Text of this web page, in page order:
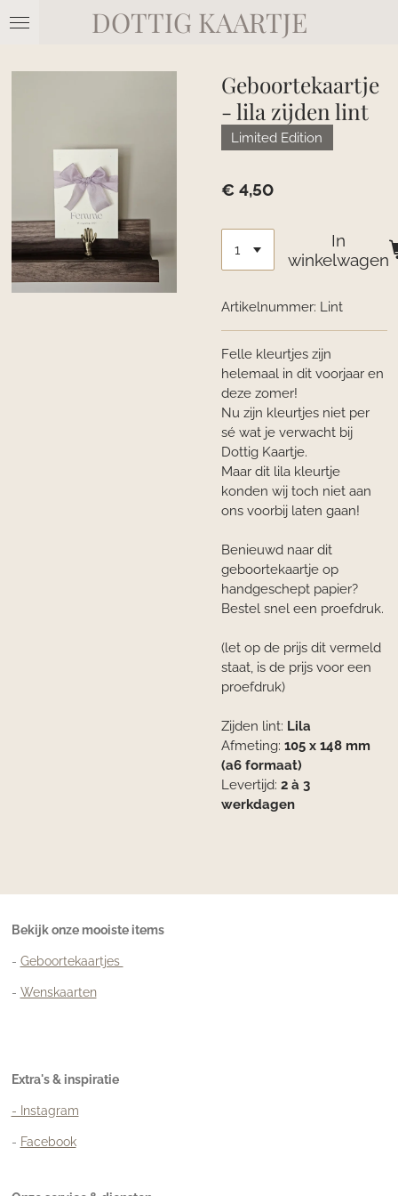
Ga
de
DOTTIG KAARTJE
Geboortekaartje
- lila zijden lint
Limited Edition
€ 4,50
In
winkelwagen
Artikelnummer: Lint
Felle kleurtjes zijn
helemaal in dit voorjaar en
deze zomer!
Nu zijn kleurtjes niet per
sé wat je verwacht bij
Dottig Kaartje.
Maar dit lila kleurtje
konden wij toch niet aan
ons voorbij laten gaan!
Benieuwd naar dit
geboortekaartje op
handgeschept papier?
Bestel snel een proefdruk.
(let op de prijs dit vermeld
staat, is de prijs voor een
proefdruk)
Zijden lint: Lila
Afmeting: 105 x 148 mm
(a6 formaat)
Levertijd: 2 à 3
werkdagen
Bekijk onze mooiste items
- Geboortekaartjes
- Wenskaarten
Extra's & inspiratie
- Instagram
- Facebook